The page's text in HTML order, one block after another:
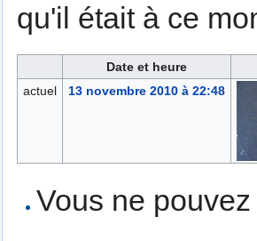
qu'il était à ce
Date et heure
actuel
13 novembre 2010 à 22:48
Vous ne